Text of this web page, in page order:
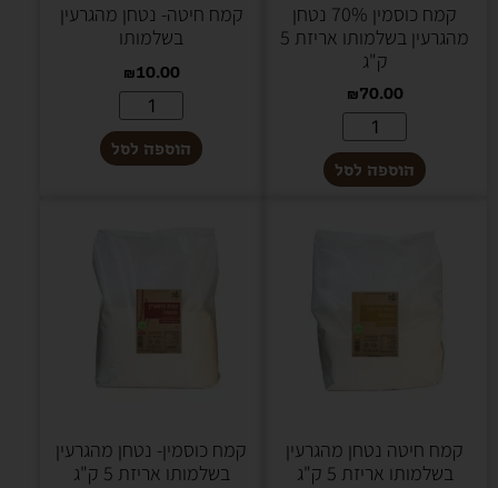
קמח כוסמין 70% נטחן
מהגרעין בשלמותו אריזת 5
ק"ג
₪70.00
הוספה לסל
קמח חיטה- נטחן מהגרעין
בשלמותו
₪10.00
הוספה לסל
קמח חיטה נטחן מהגרעין
בשלמותו אריזת 5 ק"ג
קמח כוסמין- נטחן מהגרעין
בשלמותו אריזת 5 ק"ג